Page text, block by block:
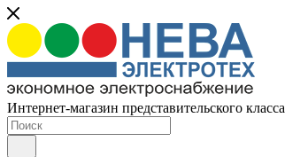
Интернет-магазин представительского класса